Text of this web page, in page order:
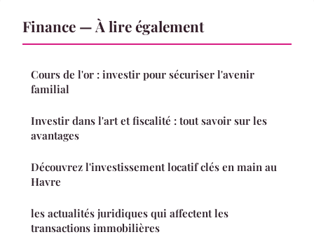
Finance — À lire également
Cours de l'or : investir pour sécuriser l'avenir
familial
Investir dans l'art et fiscalité : tout savoir sur les
avantages
Découvrez l'investissement locatif clés en main au
Havre
les actualités juridiques qui affectent les
transactions immobilières